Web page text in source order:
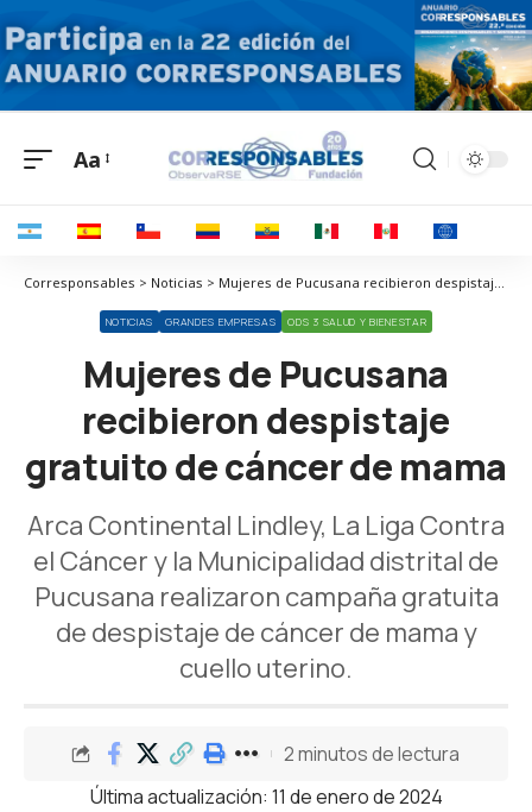
Aa
Corresponsables > Noticias > Mujeres de Pucusana recibieron despistaje gratuito de cáncer de mama
NOTICIAS GRANDES EMPRESAS ODS 3 SALUD Y BIENESTAR
Mujeres de Pucusana
recibieron despistaje
gratuito de cáncer de mama
Arca Continental Lindley, La Liga Contra
el Cáncer y la Municipalidad distrital de
Pucusana realizaron campaña gratuita
de despistaje de cáncer de mama y
cuello uterino.
Última actualización: 11 de enero de 2024
2 minutos de lectura